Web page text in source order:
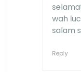
wah
salam
Reply